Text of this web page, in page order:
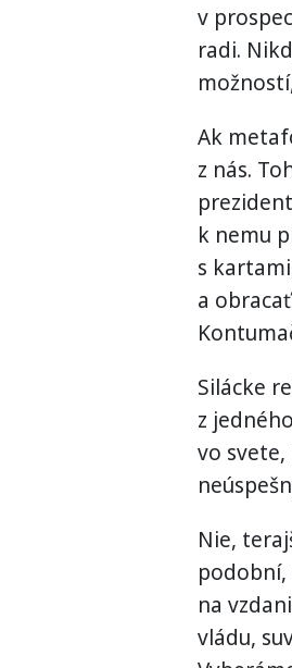
v
radi.
Ak
z nás.
k nemu
s
a
Silácke
z
vo
Nie,
na
vládu,